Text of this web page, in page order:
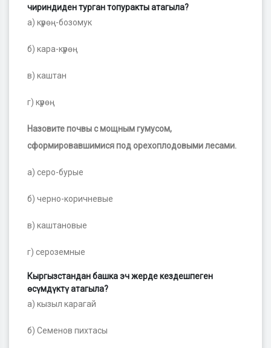
чириндиден турган топуракты атагыла?
а) күрөң-бозомук
б) кара-күрөң
в) каштан
г) күрөң
Назовите почвы с мощным гумусом,
сформировавшимися под орехоплодовыми лесами.
а) серо-бурые
б) черно-коричневые
в) каштановые
г) сероземные
Кыргызстандан башка эч жерде кездешпеген
өсүмдүктү атагыла?
а) кызыл карагай
б) Семенов пихтасы